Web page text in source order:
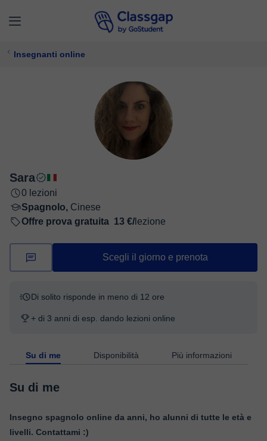
Insegnanti online
Sara
0 lezioni
Spagnolo, Cinese
Offre prova gratuita 13 €/ lezione
Scegli il giorno e prenota
Di solito risponde in meno di 12 ore
+ di 3 anni di esp. dando lezioni online
Su di me Disponibilità Più informazioni
Su di me
Insegno spagnolo online da anni, ho alunni di tutte le età e
livelli. Contattami :)